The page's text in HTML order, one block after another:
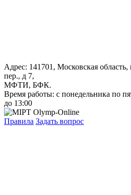
Адрес: 141701, Московская
пер., д 7,
МФТИ, БФК.
Время работы: с понедельника по
до 13:00
Правила Задать вопрос